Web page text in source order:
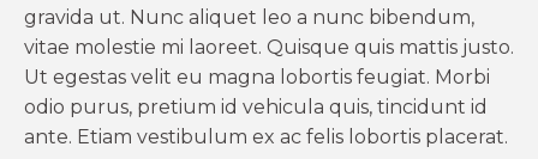
gravida ut. Nunc aliquet leo a nunc bibendum,
vitae molestie mi laoreet. Quisque quis mattis justo.
Ut egestas velit eu magna lobortis feugiat. Morbi
odio purus, pretium id vehicula quis, tincidunt id
ante. Etiam vestibulum ex ac felis lobortis placerat.